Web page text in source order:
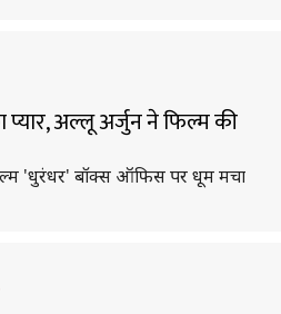
प्यार, अल्लू अर्जुन ने फिल्म की
'धुरंधर' बॉक्स ऑफिस पर धूम मचा